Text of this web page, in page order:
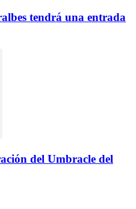
tendrá una entrada
del Umbracle del